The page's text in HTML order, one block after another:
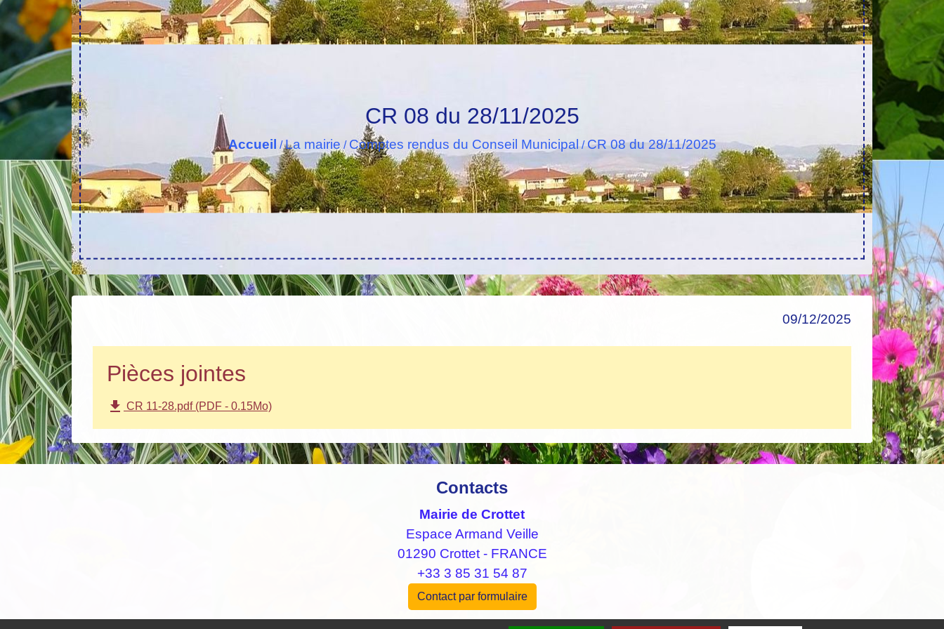
CR 08 du 28/11/2025
Accueil /La mairie/ Comptes rendus du Conseil Municipal/CR 08 du 28/11/2025
09/12/2025
Pièces jointes
file_download CR 11-28.pdf (PDF - 0.15Mo)
Contacts
Mairie de Crottet
Espace Armand Veille
01290 Crottet - FRANCE
+33 3 85 31 54 87
Contact par formulaire